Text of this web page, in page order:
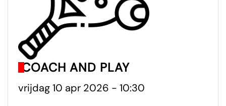
COACH AND PLAY
vrijdag 10 apr 2026 - 10:30